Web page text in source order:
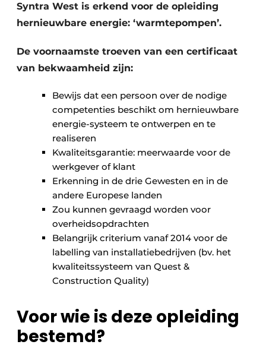
Syntra West is erkend voor de opleiding
hernieuwbare energie: ‘warmtepompen’.
De voornaamste troeven van een certificaat
van bekwaamheid zijn:
Bewijs dat een persoon over de nodige
competenties beschikt om hernieuwbare
energie-systeem te ontwerpen en te
realiseren
Kwaliteitsgarantie: meerwaarde voor de
werkgever of klant
Erkenning in de drie Gewesten en in de
andere Europese landen
Zou kunnen gevraagd worden voor
overheidsopdrachten
Belangrijk criterium vanaf 2014 voor de
labelling van installatiebedrijven (bv. het
kwaliteitssysteem van Quest &
Construction Quality)
Voor wie is deze opleiding
bestemd?